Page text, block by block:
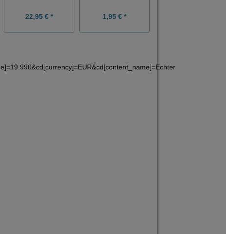
22,95 € * 1,95 € *